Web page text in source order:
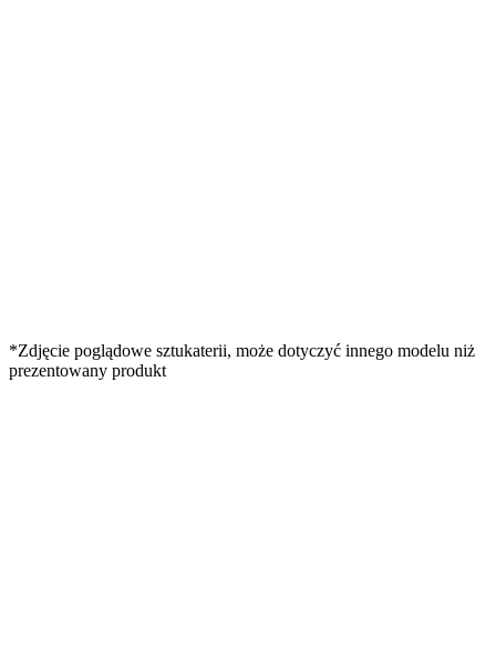
*Zdjęcie poglądowe sztukaterii, może dotyczyć innego modelu niż
prezentowany produkt